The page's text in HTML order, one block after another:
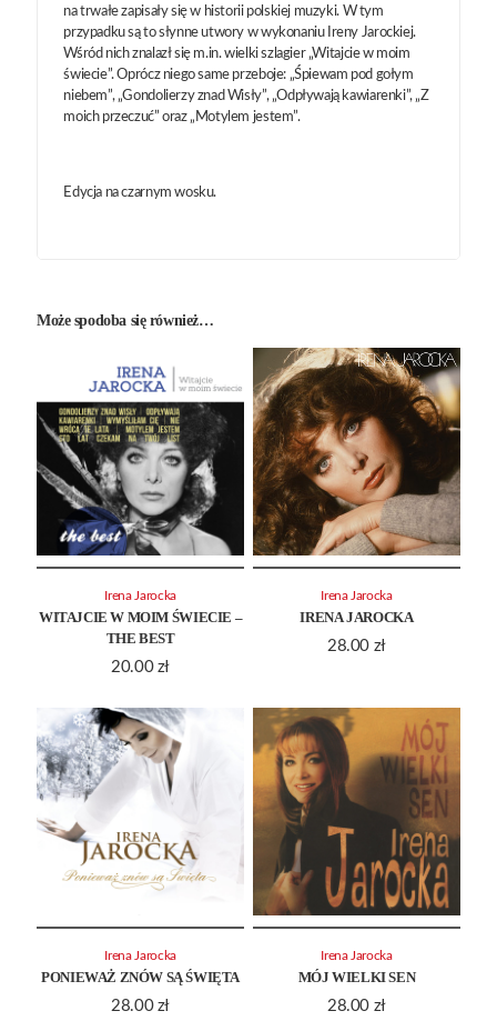
na trwałe zapisały się w historii polskiej muzyki. W tym
przypadku są to słynne utwory w wykonaniu Ireny Jarockiej.
Wśród nich znalazł się m.in. wielki szlagier „Witajcie w moim
świecie”. Oprócz niego same przeboje: „Śpiewam pod gołym
niebem”, „Gondolierzy znad Wisły”, „Odpływają kawiarenki”, „Z
moich przeczuć” oraz „Motylem jestem”.
Edycja na czarnym wosku.
Może spodoba się również…
WITAJCIE W MOIM ŚWIECIE –
THE BEST
20.00 zł
Irena Jarocka
IRENA JAROCKA
28.00 zł
Irena Jarocka
PONIEWAŻ ZNÓW SĄ ŚWIĘTA
28.00 zł
Irena Jarocka
MÓJ WIELKI SEN
28.00 zł
Irena Jarocka